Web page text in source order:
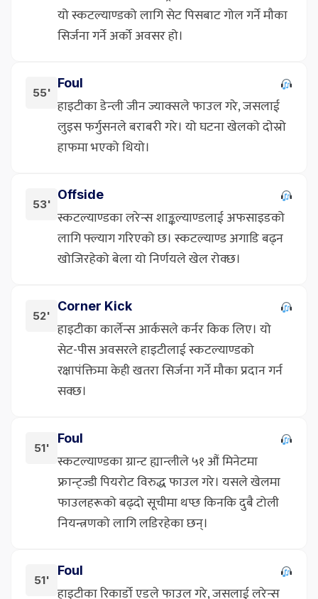
यो स्कटल्याण्डको लागि सेट पिसबाट गोल गर्ने मौका
सिर्जना गर्ने अर्को अवसर हो।
55'
Foul
हाइटीका डेन्ली जीन ज्याक्सले फाउल गरे, जसलाई
लुइस फर्गुसनले बराबरी गरे। यो घटना खेलको दोस्रो
हाफमा भएको थियो।
53'
Offside
स्कटल्याण्डका लरेन्स शाङ्कल्याण्डलाई अफसाइडको
लागि फ्ल्याग गरिएको छ। स्कटल्याण्ड अगाडि बढ्न
खोजिरहेको बेला यो निर्णयले खेल रोक्छ।
52'
Corner Kick
हाइटीका कार्लेन्स आर्कसले कर्नर किक लिए। यो
सेट-पीस अवसरले हाइटीलाई स्कटल्याण्डको
रक्षापंक्तिमा केही खतरा सिर्जना गर्ने मौका प्रदान गर्न
सक्छ।
51'
Foul
स्कटल्याण्डका ग्रान्ट ह्यान्लीले ५१ औं मिनेटमा
फ्रान्ट्ज्डी पियरोट विरुद्ध फाउल गरे। यसले खेलमा
फाउलहरूको बढ्दो सूचीमा थप्छ किनकि दुबै टोली
नियन्त्रणको लागि लडिरहेका छन्।
51'
Foul
हाइटीका रिकार्डो एडले फाउल गरे, जसलाई लरेन्स